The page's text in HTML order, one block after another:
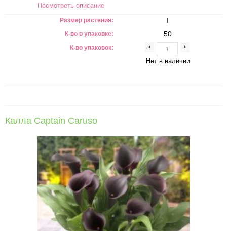
Посмотреть описание
Размер растения:
К-во в упаковке:
К-во упаковок:
I
50
Нет в наличии
Калла Captain Caruso